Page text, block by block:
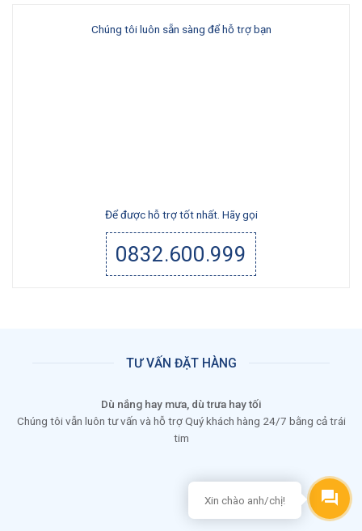
Chúng tôi luôn sẵn sàng để hỗ trợ bạn
Để được hỗ trợ tốt nhất. Hãy gọi
0832.600.999
TƯ VẤN ĐẶT HÀNG
Dù nắng hay mưa, dù trưa hay tối
Chúng tôi vẫn luôn tư vấn và hỗ trợ Quý khách hàng 24/7 bằng cả trái
tim